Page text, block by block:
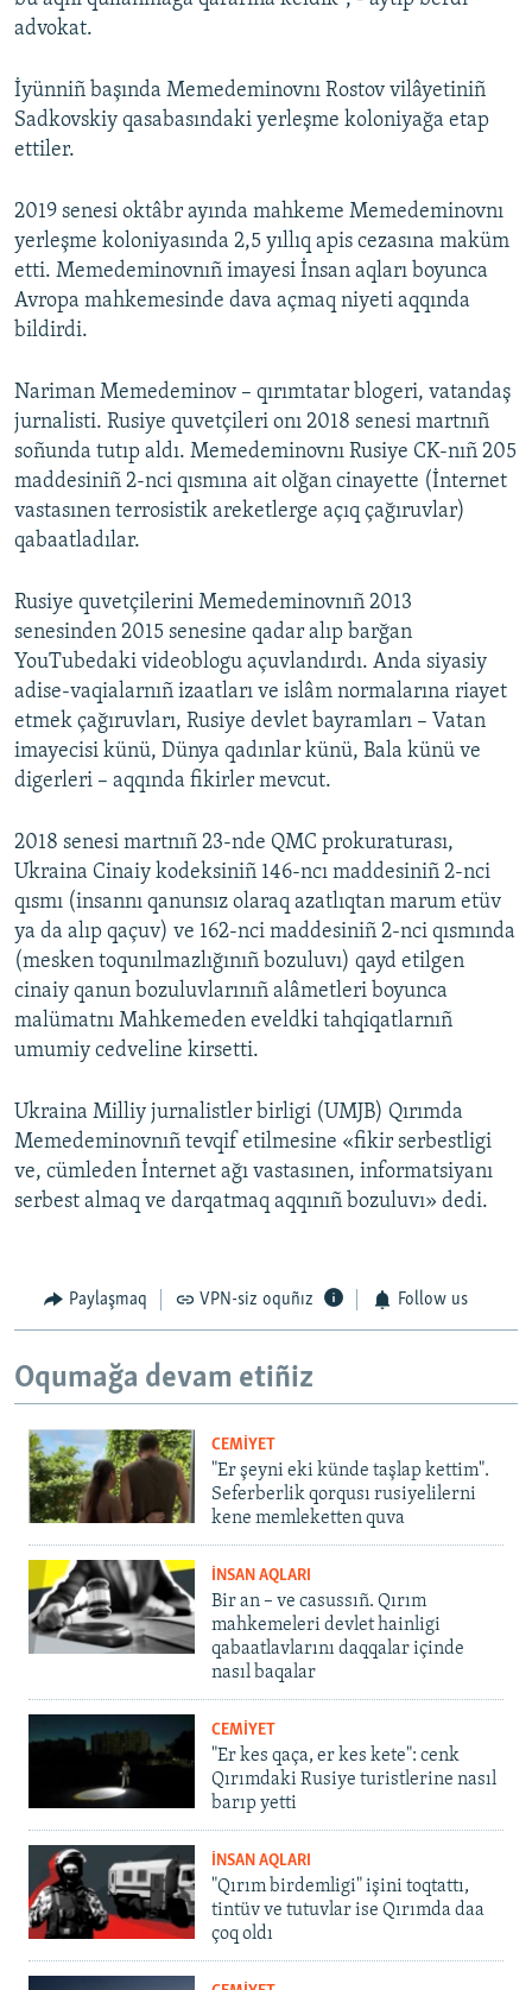
advokat.
İyünniñ başında Memedeminovnı Rostov vilâyetiniñ
Sadkovskiy qasabasındaki yerleşme koloniyağa etap
ettiler.
2019 senesi oktâbr ayında mahkeme Memedeminovnı
yerleşme koloniyasında 2,5 yıllıq apis cezasına maküm
etti. Memedeminovnıñ imayesi İnsan aqları boyunca
Avropa mahkemesinde dava açmaq niyeti aqqında
bildirdi.
Nariman Memedeminov – qırımtatar blogeri, vatandaş
jurnalisti. Rusiye quvetçileri onı 2018 senesi martnıñ
soñunda tutıp aldı. Memedeminovnı Rusiye CK-nıñ 205
maddesiniñ 2-nci qısmına ait olğan cinayette (İnternet
vastasınen terrosistik areketlerge açıq çağıruvlar)
qabaatladılar.
Rusiye quvetçilerini Memedeminovnıñ 2013
senesinden 2015 senesine qadar alıp barğan
YouTubedaki videoblogu açuvlandırdı. Anda siyasiy
adise-vaqialarnıñ izaatları ve islâm normalarına riayet
etmek çağıruvları, Rusiye devlet bayramları – Vatan
imayecisi künü, Dünya qadınlar künü, Bala künü ve
digerleri – aqqında fikirler mevcut.
2018 senesi martnıñ 23-nde QMC prokuraturası,
Ukraina Cinaiy kodeksiniñ 146-ncı maddesiniñ 2-nci
qısmı (insannı qanunsız olaraq azatlıqtan marum etüv
ya da alıp qaçuv) ve 162-nci maddesiniñ 2-nci qısmında
(mesken toqunılmazlığınıñ bozuluvı) qayd etilgen
cinaiy qanun bozuluvlarınıñ alâmetleri boyunca
malümatnı Mahkemeden eveldki tahqiqatlarnıñ
umumiy cedveline kirsetti.
Ukraina Milliy jurnalistler birligi (UMJB) Qırımda
Memedeminovnıñ tevqif etilmesine «fikir serbestligi
ve, cümleden İnternet ağı vastasınen, informatsiyanı
serbest almaq ve darqatmaq aqqınıñ bozuluvı» dedi.
Paylaşmaq VPN-siz oquñız Follow us
Oqumağa devam etiñiz
CEMİYET
"Er şeyni eki künde taşlap kettim".
Seferberlik qorqusı rusiyelilerni
kene memleketten quva
İNSAN AQLARI
Bir an – ve casussıñ. Qırım
mahkemeleri devlet hainligi
qabaatlavlarını daqqalar içinde
nasıl baqalar
CEMİYET
"Er kes qaça, er kes kete": cenk
Qırımdaki Rusiye turistlerine nasıl
barıp yetti
İNSAN AQLARI
"Qırım birdemligi" işini toqtattı,
tintüv ve tutuvlar ise Qırımda daa
çoq oldı